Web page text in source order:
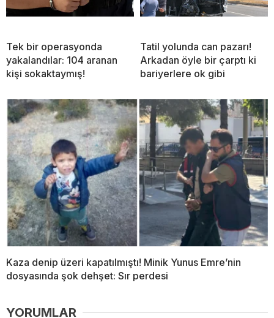
Tek bir operasyonda
yakalandılar: 104 aranan
kişi sokaktaymış!
Tatil yolunda can pazarı!
Arkadan öyle bir çarptı ki
bariyerlere ok gibi
Kaza denip üzeri kapatılmıştı! Minik Yunus Emre’nin
dosyasında şok dehşet: Sır perdesi
YORUMLAR